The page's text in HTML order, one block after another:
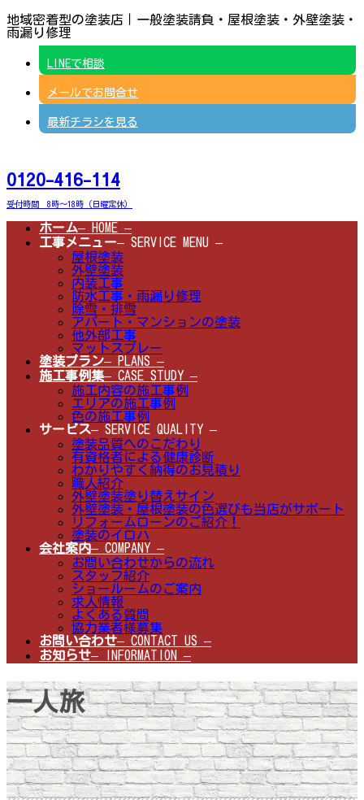
コ
ン
ナ
ビ
地域密着型の塗装店｜一般塗装請負・屋根塗装・外壁塗装・
雨漏り修理
LINEで相談
メールでお問合せ
最新チラシを見る
0120-416-114
受付時間 8時～18時（日曜定休）
ホーム– HOME –
工事メニュー– SERVICE MENU –
屋根塗装
外壁塗装
内装工事
防水工事・雨漏り修理
除雪・排雪
アパート・マンションの塗装
他外部工事
マットスプレー
塗装プラン– PLANS –
施工事例集– CASE STUDY –
施工内容の施工事例
エリアの施工事例
色の施工事例
サービス– SERVICE QUALITY –
塗装品質へのこだわり
有資格者による健康診断
わかりやすく納得のお見積り
職人紹介
外壁塗装塗り替えサイン
外壁塗装・屋根塗装の色選びも当店がサポート
リフォームローンのご紹介！
塗装のイロハ
会社案内– COMPANY –
お問い合わせからの流れ
スタッフ紹介
ショールームのご案内
求人情報
よくある質問
協力業者様募集
お問い合わせ– CONTACT US –
お知らせ– INFORMATION –
一人旅